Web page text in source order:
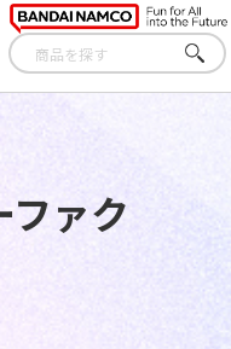
さが
す
ァク